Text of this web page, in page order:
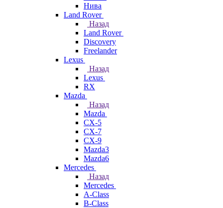
Нива
Land Rover
Назад
Land Rover
Discovery
Freelander
Lexus
Назад
Lexus
RX
Mazda
Назад
Mazda
CX-5
CX-7
CX-9
Mazda3
Mazda6
Mercedes
Назад
Mercedes
A-Class
B-Class